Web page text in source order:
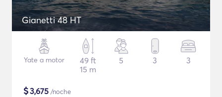
Gianetti 48 HT
Yate a motor
49 ft
15 m
5 3 3
$3,675 /noche